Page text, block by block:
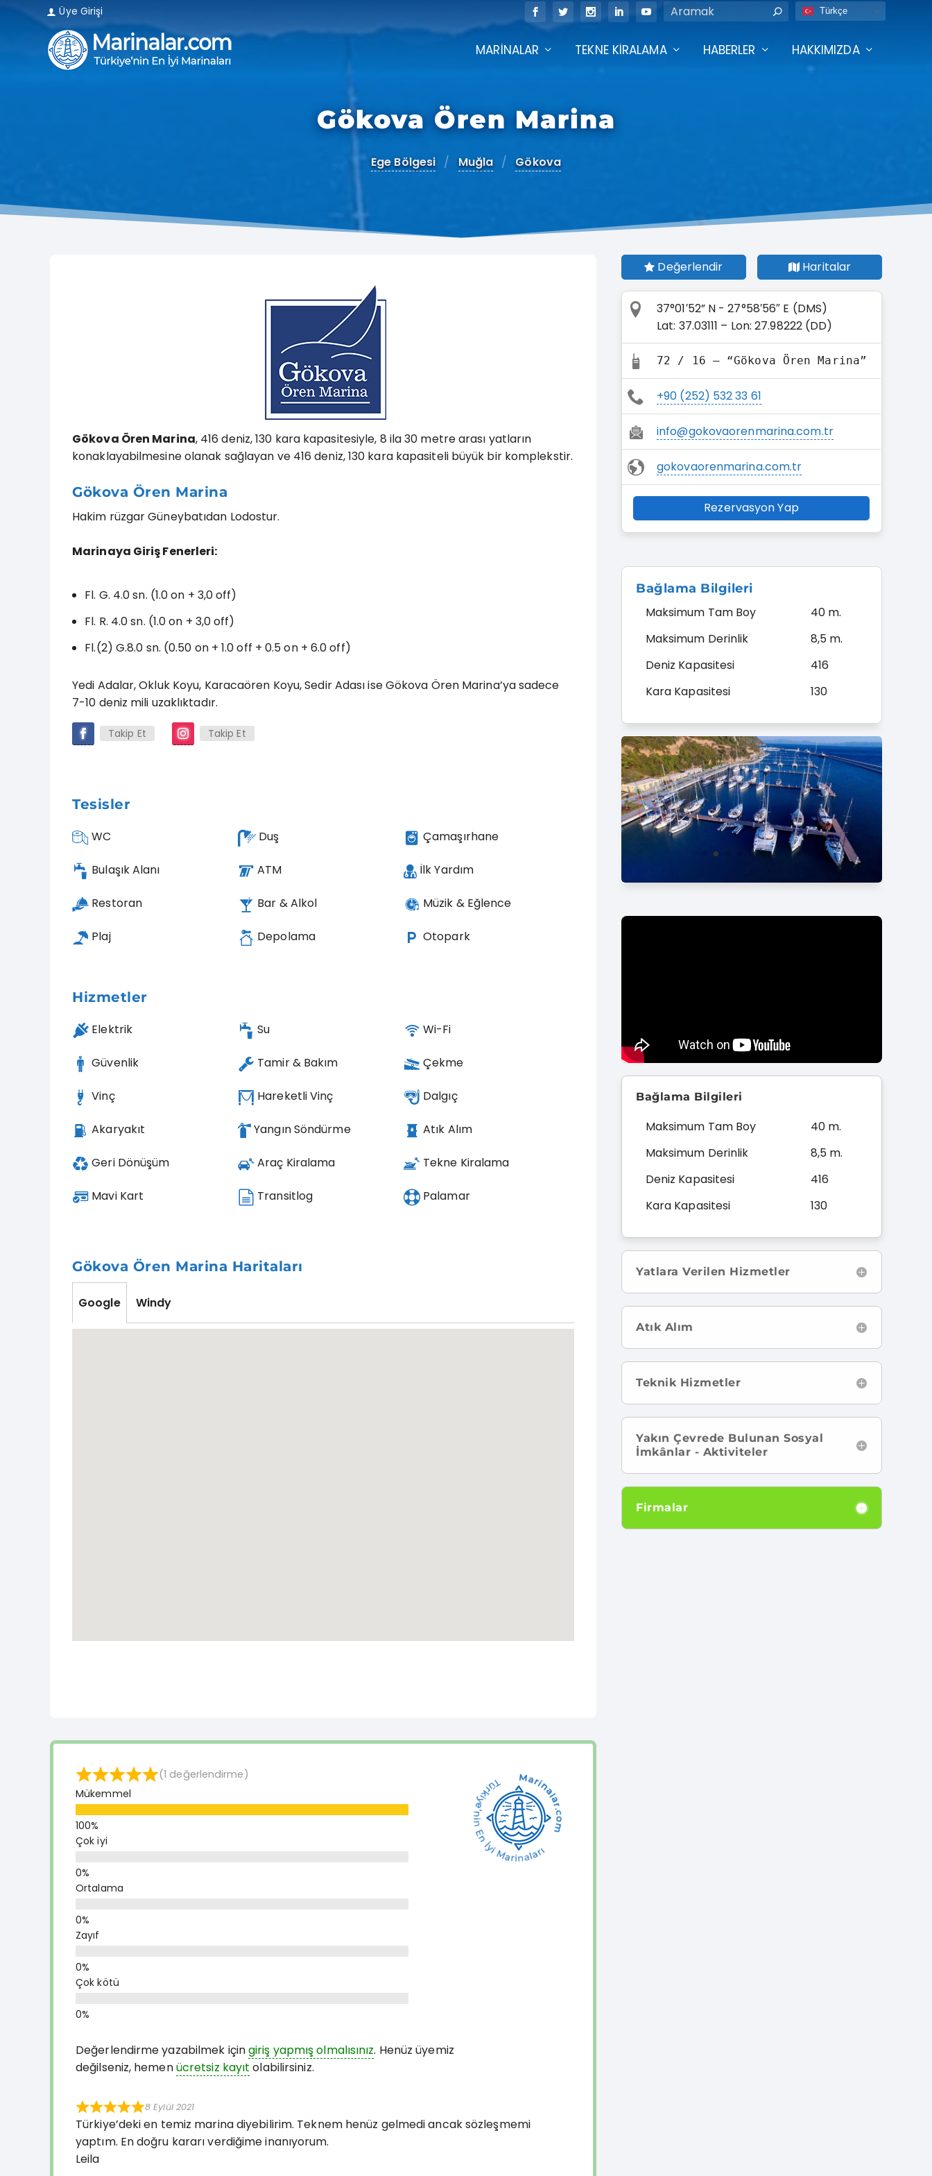
Üye Girişi Türkçe
MARINALAR TEKNE KIRALAMA HABERLER HAKKIMIZDA
Gökova Ören Marina
Ege Bölgesi / Muğla / Gökova
Gökova Ören Marina, 416 deniz, 130 kara kapasitesiyle, 8 ila 30 metre arası yatların
konaklayabilmesine olanak sağlayan ve 416 deniz, 130 kara kapasiteli büyük bir komplekstir.
Gökova Ören Marina
Hakim rüzgar Güneybatıdan Lodostur.
Marinaya Giriş Fenerleri:
Fl. G. 4.0 sn. (1.0 on + 3,0 off)
Fl. R. 4.0 sn. (1.0 on + 3,0 off)
Fl.(2) G.8.0 sn. (0.50 on + 1.0 off + 0.5 on + 6.0 off)
Yedi Adalar, Okluk Koyu, Karacaören Koyu, Sedir Adası ise Gökova Ören Marina’ya sadece
7-10 deniz mili uzaklıktadır.
Takip Et Takip Et
Tesisler
WC Duş Çamaşırhane
Bulaşık Alanı ATM İlk Yardım
Restoran Bar & Alkol Müzik & Eğlence
Plaj Depolama Otopark
Hizmetler
Elektrik Su Wi-Fi
Güvenlik Tamir & Bakım Çekme
Vinç Hareketli Vinç Dalgıç
Akaryakıt Yangın Söndürme Atık Alım
Geri Dönüşüm Araç Kiralama Tekne Kiralama
Mavi Kart Transitlog Palamar
Gökova Ören Marina Haritaları
Google Windy
(1 değerlendirme)
Mükemmel
Çok iyi
Ortalama
Zayıf
Çok kötü
Değerlendirme yazabilmek içingiriş yapmış olmalısınız. Henüz üyemiz
değilseniz, hemenücretsiz kayıt olabilirsiniz.
8 Eylül 2021
Türkiye’deki en temiz marina diyebilirim. Teknem henüz gelmedi ancak sözleşmemi
yaptım. En doğru kararı verdiğime inanıyorum.
Leila
Değerlendir Haritalar
37°01′52” N - 27°58′56″ E (DMS)
Lat: 37.03111 – Lon: 27.98222 (DD)
72 / 16 – “Gökova Ören Marina”
+90 (252) 532 33 61
info@gokovaorenmarina.com.tr
gokovaorenmarina.com.tr
Rezervasyon Yap
Bağlama Bilgileri
Maksimum Tam Boy
40 m.
Maksimum Derinlik
8,5 m.
Deniz Kapasitesi
416
Kara Kapasitesi
130
Bağlama Bilgileri
Maksimum Tam Boy
40 m.
Maksimum Derinlik
8,5 m.
Deniz Kapasitesi
416
Kara Kapasitesi
130
Yatlara Verilen Hizmetler
Atık Alım
Teknik Hizmetler
Yakın Çevrede Bulunan Sosyal
İmkânlar - Aktiviteler
Firmalar